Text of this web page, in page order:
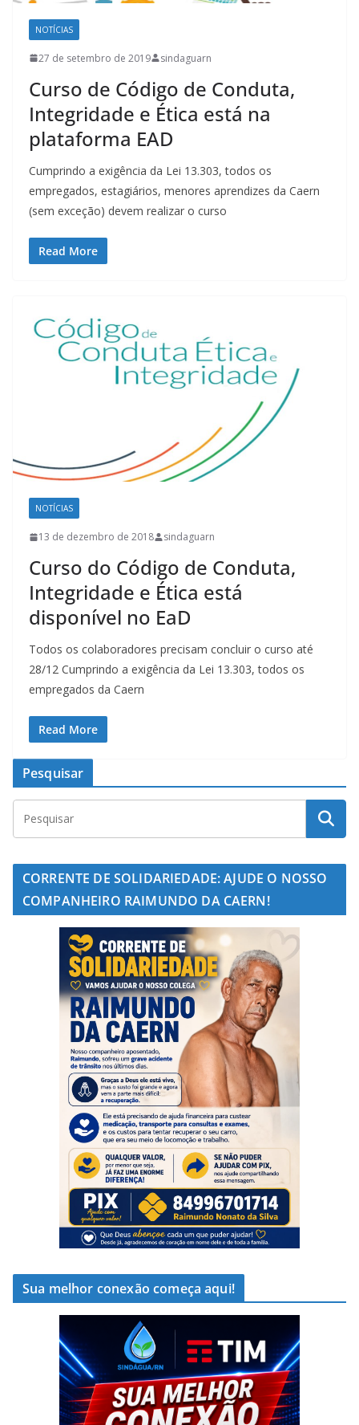
NOTÍCIAS
27 de setembro de 2019 sindaguarn
Curso de Código de Conduta,
Integridade e Ética está na
plataforma EAD
Cumprindo a exigência da Lei 13.303, todos os
empregados, estagiários, menores aprendizes da Caern
(sem exceção) devem realizar o curso
Read More
NOTÍCIAS
13 de dezembro de 2018 sindaguarn
Curso do Código de Conduta,
Integridade e Ética está
disponível no EaD
Todos os colaboradores precisam concluir o curso até
28/12 Cumprindo a exigência da Lei 13.303, todos os
empregados da Caern
Read More
Pesquisar
CORRENTE DE SOLIDARIEDADE: AJUDE O NOSSO
COMPANHEIRO RAIMUNDO DA CAERN!
Sua melhor conexão começa aqui!